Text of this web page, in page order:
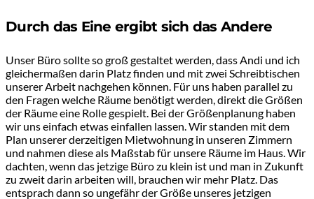
Durch das Eine ergibt sich das Andere
Unser Büro sollte so groß gestaltet werden, dass Andi und ich
gleichermaßen darin Platz finden und mit zwei Schreibtischen
unserer Arbeit nachgehen können. Für uns haben parallel zu
den Fragen welche Räume benötigt werden, direkt die Größen
der Räume eine Rolle gespielt. Bei der Größenplanung haben
wir uns einfach etwas einfallen lassen. Wir standen mit dem
Plan unserer derzeitigen Mietwohnung in unseren Zimmern
und nahmen diese als Maßstab für unsere Räume im Haus. Wir
dachten, wenn das jetzige Büro zu klein ist und man in Zukunft
zu zweit darin arbeiten will, brauchen wir mehr Platz. Das
entsprach dann so ungefähr der Größe unseres jetzigen